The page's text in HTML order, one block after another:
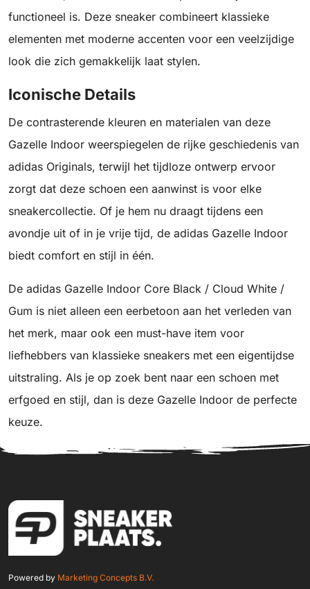
functioneel is. Deze sneaker combineert klassieke
elementen met moderne accenten voor een veelzijdige
look die zich gemakkelijk laat stylen.
Iconische Details
De contrasterende kleuren en materialen van deze
Gazelle Indoor weerspiegelen de rijke geschiedenis van
adidas Originals, terwijl het tijdloze ontwerp ervoor
zorgt dat deze schoen een aanwinst is voor elke
sneakercollectie. Of je hem nu draagt tijdens een
avondje uit of in je vrije tijd, de adidas Gazelle Indoor
biedt comfort en stijl in één.
De adidas Gazelle Indoor Core Black / Cloud White /
Gum is niet alleen een eerbetoon aan het verleden van
het merk, maar ook een must-have item voor
liefhebbers van klassieke sneakers met een eigentijdse
uitstraling. Als je op zoek bent naar een schoen met
erfgoed en stijl, dan is deze Gazelle Indoor de perfecte
keuze.
Powered by Marketing Concepts B.V.